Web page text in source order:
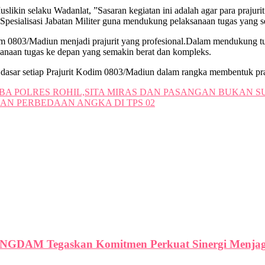
selaku Wadanlat, ”Sasaran kegiatan ini adalah agar para
Jabatan Militer guna mendukung pelaksanaan tugas yang
Madiun menjadi prajurit yang profesional.Dalam mendukung
tugas ke depan yang semakin berat dan kompleks.
setiap Prajurit Kodim 0803/Madiun dalam rangka membentuk
POLRES ROHIL,SITA MIRAS DAN PASANGAN BUKAN
PERBEDAAN ANGKA DI TPS 02
Tegaskan Komitmen Perkuat Sinergi